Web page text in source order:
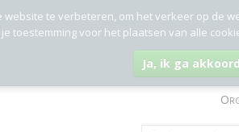
website te verbeteren, om het verkeer op de
toestemming voor het plaatsen van alle
Ja, ik ga akkoord